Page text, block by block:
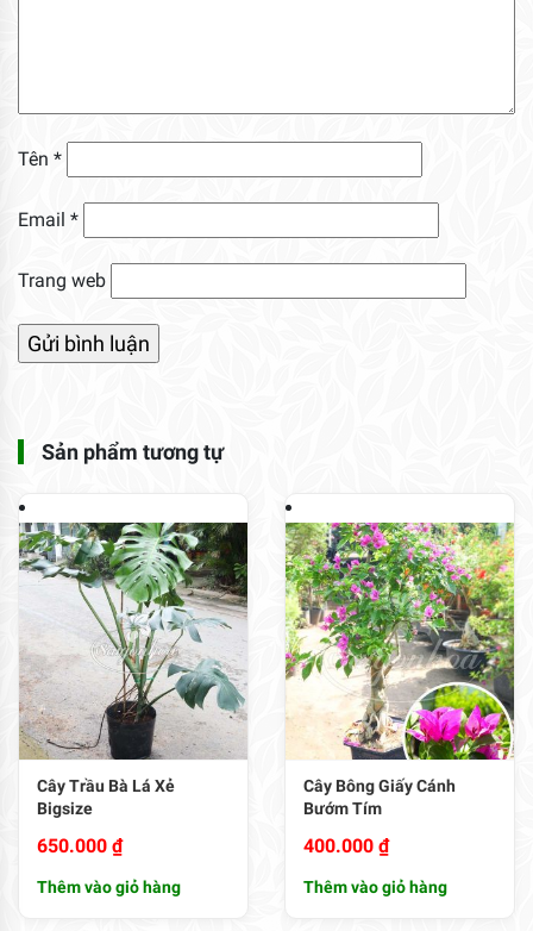
Tên *
Email *
Trang web
Sản phẩm tương tự
Cây Trầu Bà Lá Xẻ
Bigsize
650.000 ₫
Thêm vào giỏ hàng
Cây Bông Giấy Cánh
Bướm Tím
400.000 ₫
Thêm vào giỏ hàng